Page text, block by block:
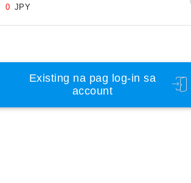
0 JPY
Existing na pag log-in sa
account